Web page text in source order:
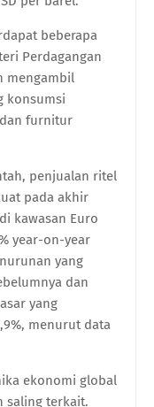
beberapa
Perdagangan
mengambil
konsumsi
furnitur
penjualan ritel
pada akhir
kawasan Euro
year-on-year
yang
dan
yang
menurut data
ekonomi global
saling terkait.